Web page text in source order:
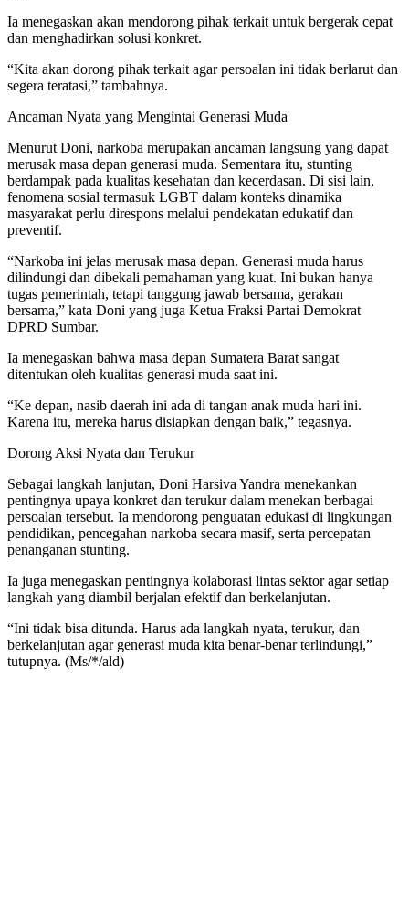
Ia menegaskan akan mendorong pihak terkait untuk bergerak cepat
dan menghadirkan solusi konkret.
“Kita akan dorong pihak terkait agar persoalan ini tidak berlarut dan
segera teratasi,” tambahnya.
Ancaman Nyata yang Mengintai Generasi Muda
Menurut Doni, narkoba merupakan ancaman langsung yang dapat
merusak masa depan generasi muda. Sementara itu, stunting
berdampak pada kualitas kesehatan dan kecerdasan. Di sisi lain,
fenomena sosial termasuk LGBT dalam konteks dinamika
masyarakat perlu direspons melalui pendekatan edukatif dan
preventif.
“Narkoba ini jelas merusak masa depan. Generasi muda harus
dilindungi dan dibekali pemahaman yang kuat. Ini bukan hanya
tugas pemerintah, tetapi tanggung jawab bersama, gerakan
bersama,” kata Doni yang juga Ketua Fraksi Partai Demokrat
DPRD Sumbar.
Ia menegaskan bahwa masa depan Sumatera Barat sangat
ditentukan oleh kualitas generasi muda saat ini.
“Ke depan, nasib daerah ini ada di tangan anak muda hari ini.
Karena itu, mereka harus disiapkan dengan baik,” tegasnya.
Dorong Aksi Nyata dan Terukur
Sebagai langkah lanjutan, Doni Harsiva Yandra menekankan
pentingnya upaya konkret dan terukur dalam menekan berbagai
persoalan tersebut. Ia mendorong penguatan edukasi di lingkungan
pendidikan, pencegahan narkoba secara masif, serta percepatan
penanganan stunting.
Ia juga menegaskan pentingnya kolaborasi lintas sektor agar setiap
langkah yang diambil berjalan efektif dan berkelanjutan.
“Ini tidak bisa ditunda. Harus ada langkah nyata, terukur, dan
berkelanjutan agar generasi muda kita benar-benar terlindungi,”
tutupnya. (Ms/*/ald)